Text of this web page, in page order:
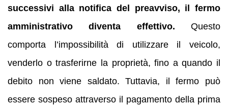
successivi alla notifica del preavviso, il fermo
amministrativo diventa effettivo. Questo
comporta l’impossibilità di utilizzare il veicolo,
venderlo o trasferirne la proprietà, fino a quando il
debito non viene saldato. Tuttavia, il fermo può
essere sospeso attraverso il pagamento della prima